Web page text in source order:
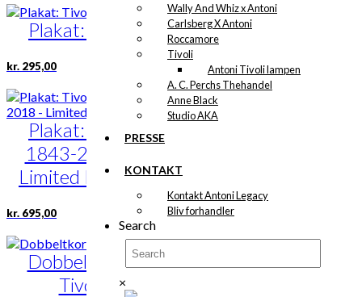
Wally And Whiz x Antoni
Carlsberg X Antoni
Roccamore
Tivoli
Antoni Tivoli lampen
A. C. Perchs Thehandel
Anne Black
Studio AKA
PRESSE
KONTAKT
Kontakt Antoni Legacy
Bliv forhandler
Search
×
kr. 395,00
flere
varianter.
Mulighederne
vælges
varesiden
Plakat: Tivoli
kr. 295,00Dette
har
flere
varianter.
Mulighederne
kan
vælges
på
Plakat: Tivoli
1843-2018 –
Limited Edition
kr. 695,00Dette
har
flere
varianter.
Mulighederne
Dobbeltkort:
Tivoli